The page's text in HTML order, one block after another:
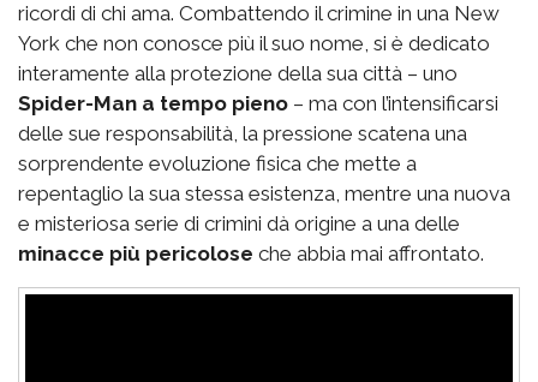
ricordi di chi ama. Combattendo il crimine in una New
York che non conosce più il suo nome, si è dedicato
interamente alla protezione della sua città – uno
Spider-Man a tempo pieno – ma con l’intensificarsi
delle sue responsabilità, la pressione scatena una
sorprendente evoluzione fisica che mette a
repentaglio la sua stessa esistenza, mentre una nuova
e misteriosa serie di crimini dà origine a una delle
minacce più pericolose che abbia mai affrontato.